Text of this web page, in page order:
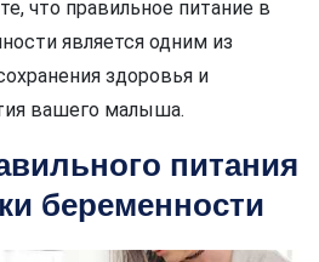
что правильное питание в
является одним из
здоровья и
вашего малыша.
питания
беременности